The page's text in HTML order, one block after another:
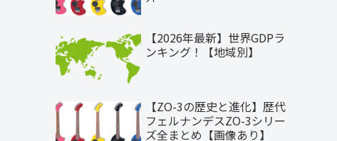
【2026年最新】世界GDPラ
ンキング！【地域別】
【ZO-3の歴史と進化】歴代
フェルナンデスZO-3シリー
ズ全まとめ【画像あり】